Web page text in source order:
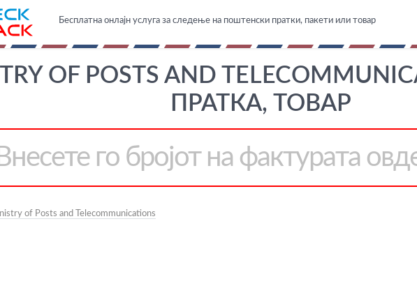
Бесплатна онлајн услуга за следење на поштенски пратки, пакети или товар
OF POSTS AND
ПРАТКА, ТОВАР
of Posts and Telecommunications